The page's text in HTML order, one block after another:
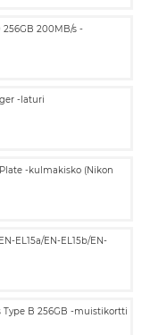
256GB 200MB/s -
-laturi
-kulmakisko (Nikon
EL15a/EN-EL15b/EN-
Type B 256GB -muistikortti